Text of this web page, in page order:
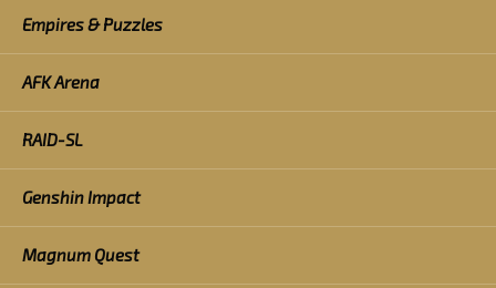
Empires & Puzzles
AFK Arena
RAID-SL
Genshin Impact
Magnum Quest